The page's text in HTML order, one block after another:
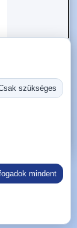
rögzített
kg 1 db
szükséges
mindent